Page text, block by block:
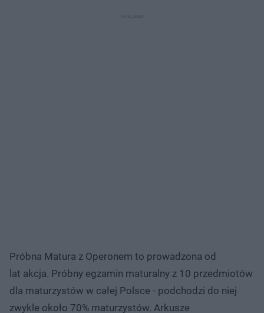
Próbna Matura z Operonem to prowadzona od
lat akcja. Próbny egzamin maturalny z 10 przedmiotów
dla maturzystów w całej Polsce - podchodzi do niej
zwykle około 70% maturzystów. Arkusze